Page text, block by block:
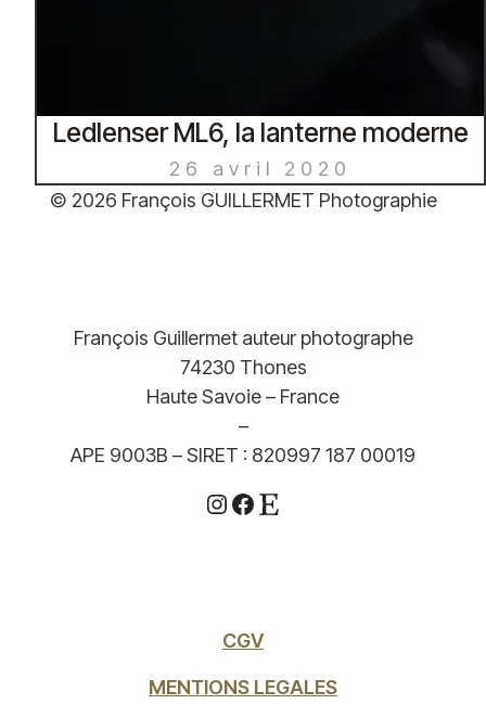
Ledlenser ML6, la lanterne moderne
26 avril 2020
© 2026 François GUILLERMET Photographie
François Guillermet auteur photographe
74230 Thones
Haute Savoie – France
–
APE 9003B – SIRET : 820997 187 00019
Instagram
Facebook
Etsy
CGV
MENTIONS LEGALES